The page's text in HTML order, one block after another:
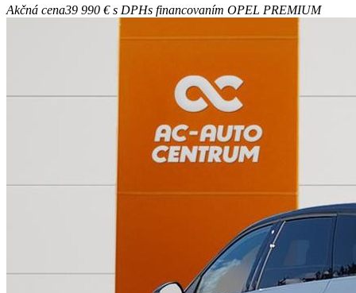
Akčná cena39 990 €s DPHs financovaním OPEL PREMIUM